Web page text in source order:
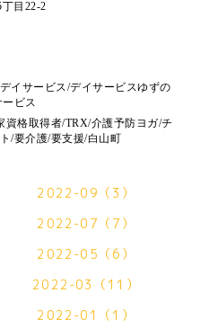
目22-2
イサービス/デイサービスゆずの
ビス
資格取得者/TRX/介護予防ヨガ/チ
/要介護/要支援/白山町
2022-09（3）
2022-07（7）
2022-05（6）
2022-03（11）
2022-01（1）